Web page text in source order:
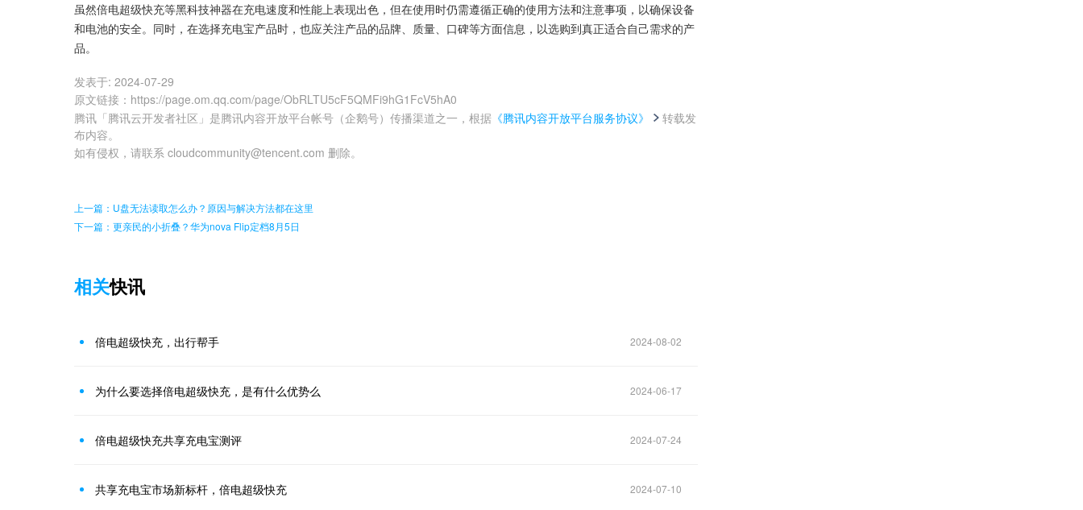
虽然倍电超级快充等黑科技神器在充电速度和性能上表现出色，但在使用时仍需遵循正确的使用方法和注意事项，以确保设备
和电池的安全。同时，在选择充电宝产品时，也应关注产品的品牌、质量、口碑等方面信息，以选购到真正适合自己需求的产
品。
发表于: 2024-07-29
原文链接 ： https://page.om.qq.com/page/ObRLTU5cF5QMFi9hG1FcV5hA0
腾讯「腾讯云开发者社区」是腾讯内容开放平台帐号（企鹅号）传播渠道之一，根据 《腾讯内容开放平台服务协议》
转载发
布内容。
如有侵权，请联系 cloudcommunity@tencent.com 删除。
上一篇：U盘无法读取怎么办？原因与解决方法都在这里
下一篇：更亲民的小折叠？华为nova Flip定档8月5日
相关快讯
倍电超级快充，出行帮手 2024-08-02
为什么要选择倍电超级快充，是有什么优势么 2024-06-17
倍电超级快充共享充电宝测评 2024-07-24
共享充电宝市场新标杆，倍电超级快充 2024-07-10